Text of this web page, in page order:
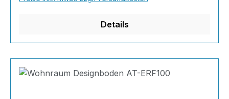
Wenn Sie eine farbige Bodenbeschichtung
Details